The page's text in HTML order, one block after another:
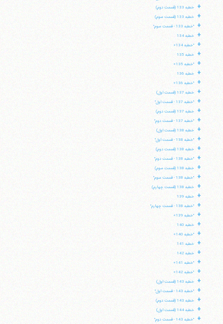
+ خطبه 133 (قسمت دوم)
+ خطبه 133 (قسمت سوم)
+ "خطبه 133 - قسمت سوم"
+ خطبه 134
+ "خطبه 134»
+ خطبه 135
+ "خطبه 135»
+ خطبه 136
+ "خطبه 136»
+ خطبه 137 (قسمت اول)
+ "خطبه 137 - قسمت اول"
+ خطبه 137 (قسمت دوم)
+ "خطبه 137 - قسمت دوم"
+ خطبه 138 (قسمت اول)
+ "خطبه 138 - قسمت اول"
+ خطبه 138 (قسمت دوم)
+ "خطبه 138 - قسمت دوم"
+ خطبه 138 (قسمت سوم)
+ "خطبه 138 - قسمت سوم"
+ خطبه 138 (قسمت چهارم)
+ خطبه 139
+ "خطبه 138 - قسمت چهارم"
+ "خطبه 139»
+ خطبه 140
+ "خطبه 140»
+ خطبه 141
+ خطبه 142
+ "خطبه 141»
+ "خطبه 142»
+ خطبه 143 (قسمت اول)
+ "خطبه 143 - قسمت اول"
+ خطبه 143 (قسمت دوم)
+ خطبه 144 (قسمت اول)
+ "خطبه 143 - قسمت دوم"